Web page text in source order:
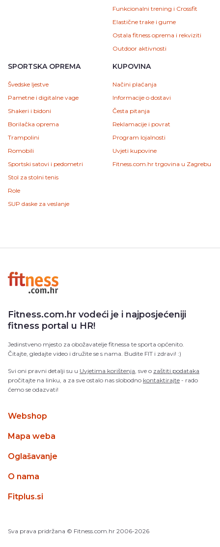
Funkcionalni trening i Crossfit
Elastične trake i gume
Ostala fitness oprema i rekviziti
Outdoor aktivnosti
SPORTSKA OPREMA
Švedske ljestve
Pametne i digitalne vage
Shakeri i bidoni
Borilačka oprema
Trampolini
Romobili
Sportski satovi i pedometri
Stol za stolni tenis
Role
SUP daske za veslanje
KUPOVINA
Načini plaćanja
Informacije o dostavi
Česta pitanja
Reklamacije i povrat
Program lojalnosti
Uvjeti kupovine
Fitness.com.hr trgovina u Zagrebu
Fitness.com.hr vodeći je i najposjećeniji
fitness portal u HR!
Jedinstveno mjesto za obožavatelje fitnessa te sporta općenito.
Čitajte, gledajte video i družite se s nama. Budite FIT i zdravi! :)
Svi oni pravni detalji su u Uvjetima korištenja, sve o zaštiti podataka
pročitajte na linku, a za sve ostalo nas slobodno kontaktirajte - rado
ćemo se odazvati!
Webshop
Mapa weba
Oglašavanje
O nama
Fitplus.si
Sva prava pridržana © Fitness.com.hr 2006-2026